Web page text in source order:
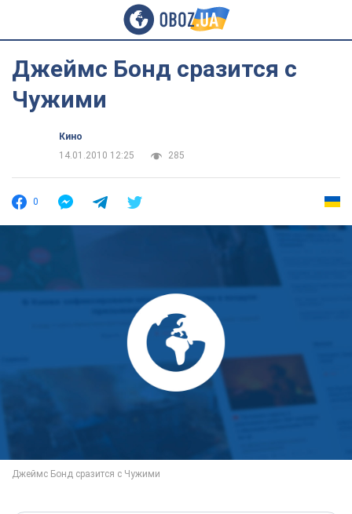
Джеймс Бонд сразится с
Чужими
Кино
14.01.2010 12:25
285
0